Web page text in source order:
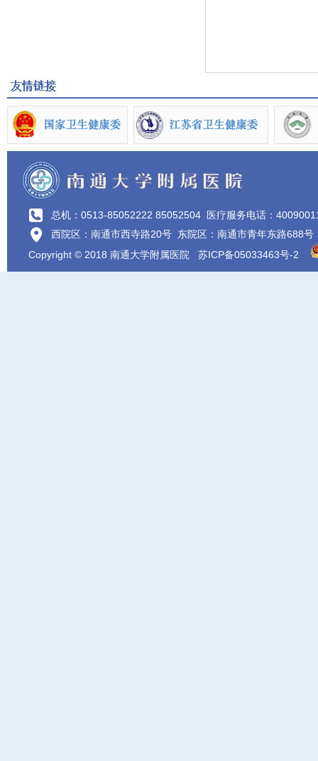
总机：0513-85052222 85052504 医疗服务电话：
西院区：南通市西寺路20号 东院区：南通市青年东路688号
Copyright © 2018 南通大学附属医院 苏ICP备05033463号-2